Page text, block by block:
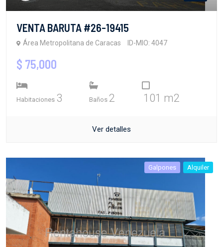
VENTA BARUTA #26-19415
Área Metropolitana de Caracas ID-MIO: 4047
$ 75,000
Habitaciones 3 Baños 2 101 m2
Ver detalles
Galpones Alquiler